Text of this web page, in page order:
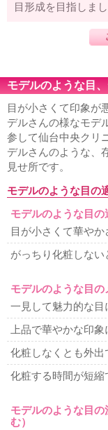
目形成を目指しまし
モデルのような目
目が小さくて印象が
デルさんの様なモデ
参して仙台中央クリ
デルさんのような、
見せ所です。
モデルのような目の
モデルのような目の
目が小さくて華やか
がっちり化粧しない
モデルのような目の
一見して魅力的な目
上品で華やかな印象
化粧しなくとも外出
化粧する時間が短縮
モデルのような目
む）